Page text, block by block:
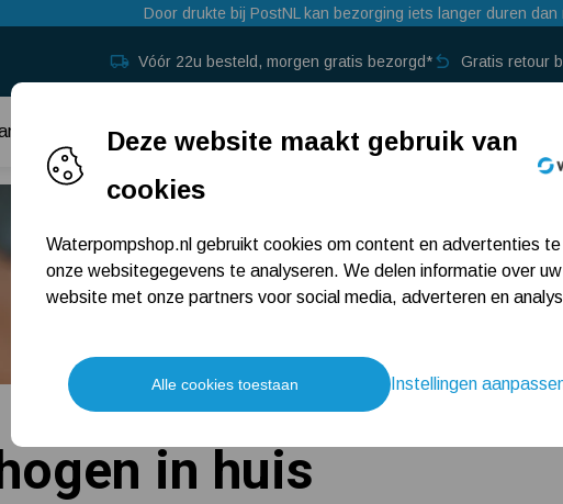
Door drukte bij PostNL kan bezorging iets langer duren dan
Vóór 22u besteld, morgen gratis bezorgd* Gratis retour
Keuzehulp →
in huis
Deze website maakt gebruik van
cookies
Waterpompshop.nl gebruikt cookies om content en advertenties
onze websitegegevens te analyseren. We delen informatie over
website met onze partners voor social media, adverteren en
Alle cookies toestaan Instellingen